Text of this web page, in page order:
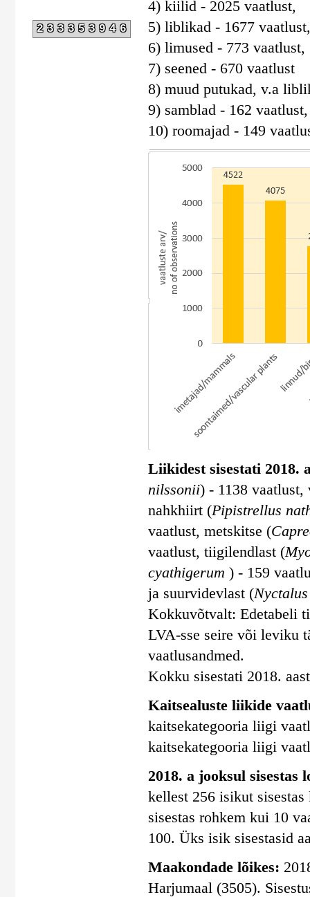
233353946
4) kiilid - 2025 vaatlust,
5) liblikad - 1677 vaatlust,
6) limused - 773 vaatlust,
7) seened - 670 vaatlust
8) muud putukad, v.a
9) samblad - 162 vaatlust,
10) roomajad - 149
Liikidest sisestati 2018.
nilssonii) - 1138 vaatlust,
nahkhiirt (Pipistrellus
vaatlust, metskitse (
vaatlust, tiigilendlast (
cyathigerum ) - 159
ja suurvidevlast (
Kokkuvõtvalt: Edetabeli
LVA-sse seire või leviku
vaatlusandmed.
Kokku sisestati 2018.
Kaitsealuste liikide
kaitsekategooria liigi
kaitsekategooria liigi
2018. a jooksul sisestas
kellest 256 isikut
sisestas rohkem kui 10
100. Üks isik sisestasid
Maakondade lõikes:
Harjumaal (3505).